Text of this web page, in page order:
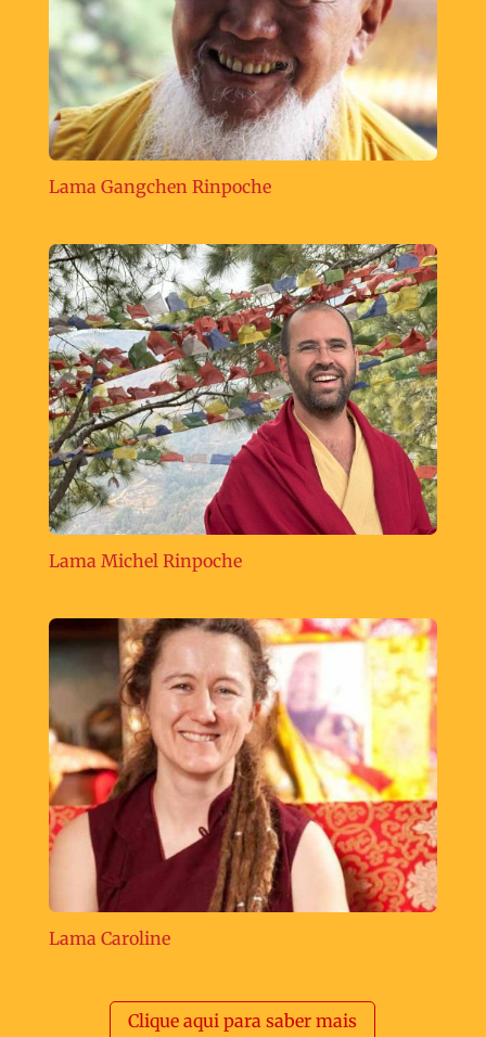
Lama Gangchen Rinpoche
Lama Michel Rinpoche
Lama Caroline
Clique aqui para saber mais